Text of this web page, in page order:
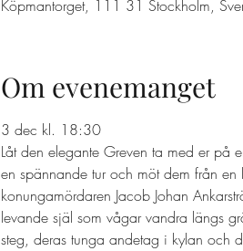
Köpmantorget, 111 31 Stockholm,
Om evenemanget
3 dec kl. 18:30
Låt den elegante Greven ta med er på
en spännande tur och möt dem från
konungamördaren Jacob Johan
levande själ som vågar vandra längs
steg, deras tunga andetag i kylan och